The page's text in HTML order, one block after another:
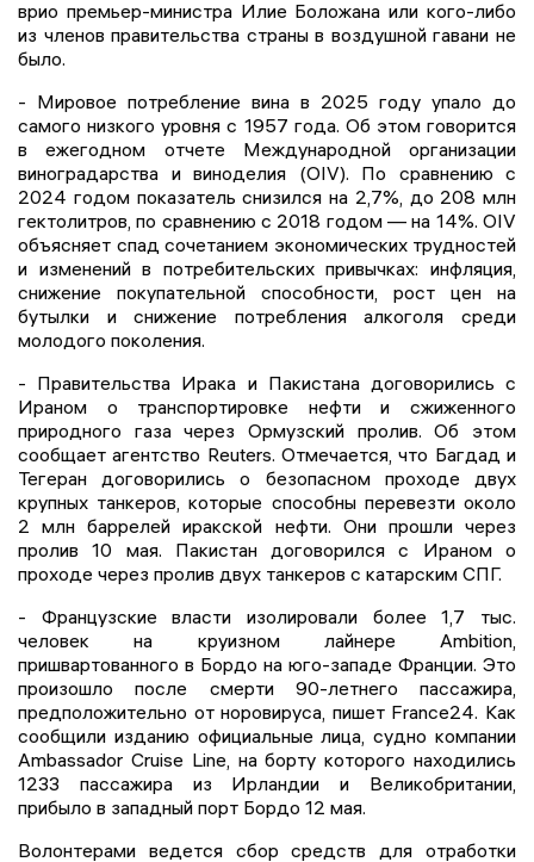
врио премьер-министра Илие Боложана или кого-либо
из членов правительства страны в воздушной гавани не
было.
- Мировое потребление вина в 2025 году упало до
самого низкого уровня с 1957 года. Об этом говорится
в ежегодном отчете Международной организации
виноградарства и виноделия (OIV). По сравнению с
2024 годом показатель снизился на 2,7%, до 208 млн
гектолитров, по сравнению с 2018 годом — на 14%. OIV
объясняет спад сочетанием экономических трудностей
и изменений в потребительских привычках: инфляция,
снижение покупательной способности, рост цен на
бутылки и снижение потребления алкоголя среди
молодого поколения.
- Правительства Ирака и Пакистана договорились с
Ираном о транспортировке нефти и сжиженного
природного газа через Ормузский пролив. Об этом
сообщает агентство Reuters. Отмечается, что Багдад и
Тегеран договорились о безопасном проходе двух
крупных танкеров, которые способны перевезти около
2 млн баррелей иракской нефти. Они прошли через
пролив 10 мая. Пакистан договорился с Ираном о
проходе через пролив двух танкеров с катарским СПГ.
- Французские власти изолировали более 1,7 тыс.
человек на круизном лайнере Ambition,
пришвартованного в Бордо на юго-западе Франции. Это
произошло после смерти 90-летнего пассажира,
предположительно от норовируса, пишет France24. Как
сообщили изданию официальные лица, судно компании
Ambassador Cruise Line, на борту которого находились
1233 пассажира из Ирландии и Великобритании,
прибыло в западный порт Бордо 12 мая.
Волонтерами ведется сбор средств для отработки